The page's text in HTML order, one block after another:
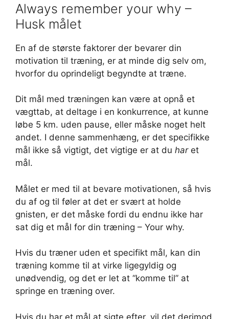
Always remember your why –
Husk målet
En af de største faktorer der bevarer din
motivation til træning, er at minde dig selv om,
hvorfor du oprindeligt begyndte at træne.
Dit mål med træningen kan være at opnå et
vægttab, at deltage i en konkurrence, at kunne
løbe 5 km. uden pause, eller måske noget helt
andet. I denne sammenhæng, er det specifikke
mål ikke så vigtigt, det vigtige er at du haret
mål.
Målet er med til at bevare motivationen, så hvis
du af og til føler at det er svært at holde
gnisten, er det måske fordi du endnu ikke har
sat dig et mål for din træning – Your why.
Hvis du træner uden et specifikt mål, kan din
træning komme til at virke ligegyldig og
unødvendig, og det er let at “komme til” at
springe en træning over.
Hvis du har et mål at sigte efter, vil det derimod